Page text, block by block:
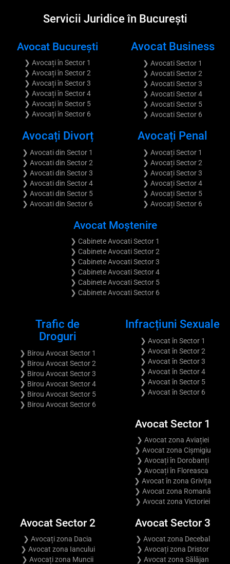
Servicii Juridice în București
Avocat București
❯ Avocați în Sector 1
❯ Avocați în Sector 2
❯ Avocați în Sector 3
❯ Avocați în Sector 4
❯ Avocați în Sector 5
❯ Avocați în Sector 6
Avocat Business
❯ Avocati Sector 1
❯ Avocati Sector 2
❯ Avocati Sector 3
❯ Avocati Sector 4
❯ Avocati Sector 5
❯ Avocati Sector 6
Avocați Divorț
❯ Avocati din Sector 1
❯ Avocati din Sector 2
❯ Avocati din Sector 3
❯ Avocati din Sector 4
❯ Avocati din Sector 5
❯ Avocati din Sector 6
Avocați Penal
❯ Avocați Sector 1
❯ Avocați Sector 2
❯ Avocați Sector 3
❯ Avocați Sector 4
❯ Avocați Sector 5
❯ Avocați Sector 6
Avocat Moştenire
❯ Cabinete Avocati Sector 1
❯ Cabinete Avocati Sector 2
❯ Cabinete Avocati Sector 3
❯ Cabinete Avocati Sector 4
❯ Cabinete Avocati Sector 5
❯ Cabinete Avocati Sector 6
Trafic de
Droguri
❯ Birou Avocat Sector 1
❯ Birou Avocat Sector 2
❯ Birou Avocat Sector 3
❯ Birou Avocat Sector 4
❯ Birou Avocat Sector 5
❯ Birou Avocat Sector 6
Infracțiuni Sexuale
❯ Avocat în Sector 1
❯ Avocat în Sector 2
❯ Avocat în Sector 3
❯ Avocat în Sector 4
❯ Avocat în Sector 5
❯ Avocat în Sector 6
Avocat Sector 1
❯ Avocat zona Aviației
❯ Avocat zona Cișmigiu
❯ Avocați în Dorobanți
❯ Avocați în Floreasca
❯ Avocat în zona Grivița
❯ Avocat zona Romană
❯ Avocat zona Victoriei
Avocat Sector 2
❯ Avocați zona Dacia
❯ Avocat zona Iancului
❯ Avocați zona Muncii
Avocat Sector 3
❯ Avocat zona Decebal
❯ Avocați zona Dristor
❯ Avocat zona Sălăjan